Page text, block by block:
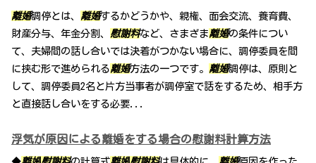
離婚調停とは、 離婚するかどうかや、親権、面会交流、養育費、
財産分与、年金分割、 慰謝料など、さまざま離婚の条件につい
て、夫婦間の話し合いでは決着がつかない場合に、調停委員を間
に挟む形で進められる離婚方法の一つです。 離婚調停は、原則と
して、調停委員2名と片方当事者が調停室で話をするため、相手方
と直接話し合いをする必要...
浮気が原因による離婚をする場合の慰謝料計算方法